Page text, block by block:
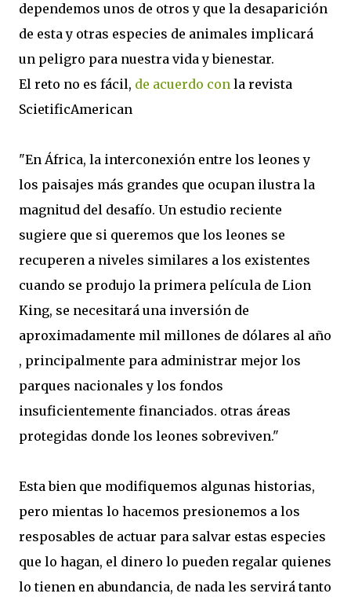
dependemos unos de otros y que la desaparición
de esta y otras especies de animales implicará
un peligro para nuestra vida y bienestar.
El reto no es fácil, de acuerdo con la revista
ScietificAmerican
"En África, la interconexión entre los leones y
los paisajes más grandes que ocupan ilustra la
magnitud del desafío. Un estudio reciente
sugiere que si queremos que los leones se
recuperen a niveles similares a los existentes
cuando se produjo la primera película de Lion
King, se necesitará una inversión de
aproximadamente mil millones de dólares al año
, principalmente para administrar mejor los
parques nacionales y los fondos
insuficientemente financiados. otras áreas
protegidas donde los leones sobreviven."
Esta bien que modifiquemos algunas historias,
pero mientas lo hacemos presionemos a los
resposables de actuar para salvar estas especies
que lo hagan, el dinero lo pueden regalar quienes
lo tienen en abundancia, de nada les servirá tanto